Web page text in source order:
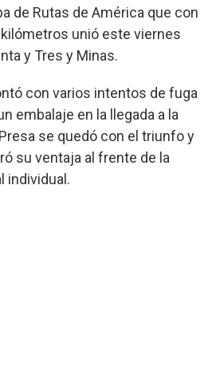
de Rutas de América que con
unió este viernes
y Tres y Minas.
con varios intentos de fuga
embalaje en la llegada a la
se quedó con el triunfo y
su ventaja al frente de la
individual.